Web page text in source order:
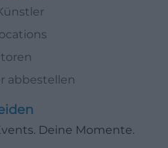
abbestellen
Deine Momente.